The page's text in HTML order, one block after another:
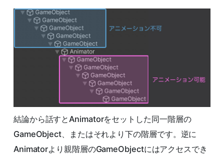
結論から話すとAnimatorをセットした同一階層の
GameObject、またはそれより下の階層です。逆に
Animatorより親階層のGameObjectにはアクセスでき